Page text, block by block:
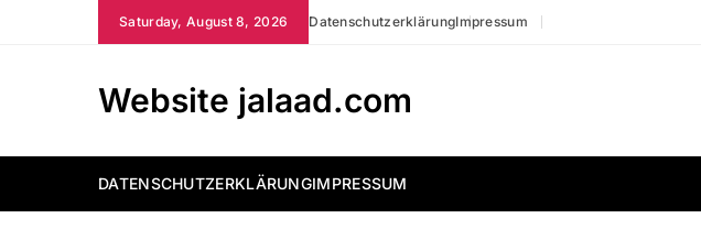
Saturday, August 8, 2026 DatenschutzerklärungImpressum
Website jalaad.com
DATENSCHUTZERKLÄRUNGIMPRESSUM